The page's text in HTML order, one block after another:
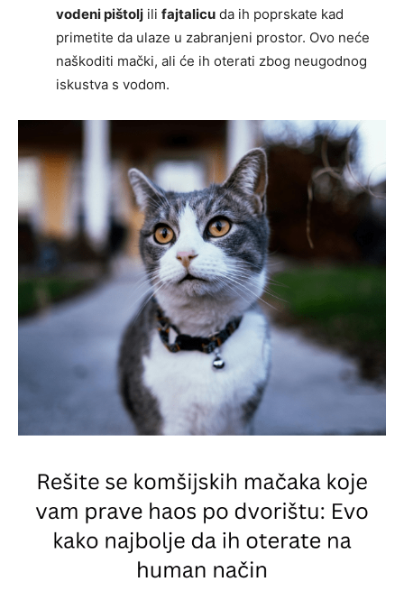
vodeni pištolj ili fajtalicu da ih poprskate kad
primetite da ulaze u zabranjeni prostor. Ovo neće
naškoditi mački, ali će ih oterati zbog neugodnog
iskustva s vodom.